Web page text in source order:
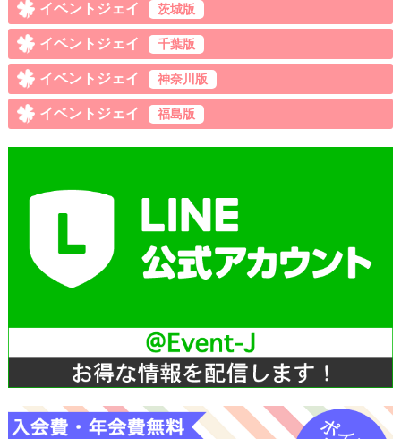
イベントジェイ 茨城版
イベントジェイ 千葉版
イベントジェイ 神奈川版
イベントジェイ 福島版